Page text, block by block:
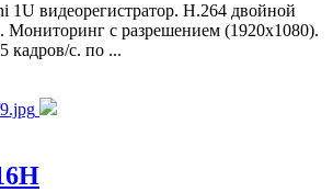
1U видеорегистратор. H.264 двойной
Мониторинг с разрешением (1920х1080).
кадров/с. по ...